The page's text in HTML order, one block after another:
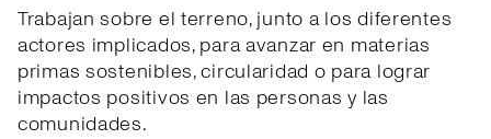
Trabajan sobre el terreno, junto a los diferentes
actores implicados, para avanzar en materias
primas sostenibles, circularidad o para lograr
impactos positivos en las personas y las
comunidades.